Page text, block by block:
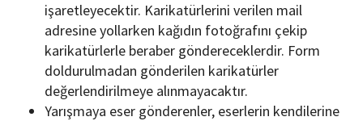
işaretleyecektir. Karikatürlerini verilen mail
adresine yollarken kağıdın fotoğrafını çekip
karikatürlerle beraber göndereceklerdir. Form
doldurulmadan gönderilen karikatürler
değerlendirilmeye alınmayacaktır.
Yarışmaya eser gönderenler, eserlerin kendilerine